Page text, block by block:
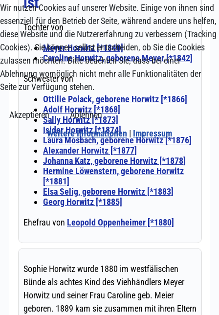
Wir nutzen Cookies auf unserer Website. Einige von ihnen sind
essenziell für den Betrieb der Seite, während andere uns helfen,
diese Website und die Nutzererfahrung zu verbessern (Tracking
Cookies). Sie können selbst entscheiden, ob Sie die Cookies
zulassen möchten. Bitte beachten Sie, dass bei einer
Ablehnung womöglich nicht mehr alle Funktionalitäten der
Seite zur Verfügung stehen.
Akzeptieren
Ablehnen
Weitere Informationen | Impressum